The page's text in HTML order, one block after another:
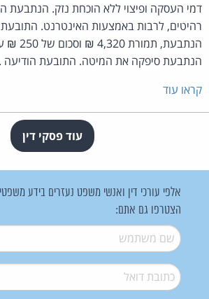
דמי העסקה ופיצוי ללא הוכחת נזק. הנתבעת
רהיטים, לרבות באמצעות האינטרנט.
הנתבעת סיפקה את המיטה. התובעת הודיעה
קראו עוד
עוד פסקי דין
אלפי עורכי דין ואנשי משפט נעזרים בידע
הצטרפו גם אתם:
שם משתמש*
דואל*